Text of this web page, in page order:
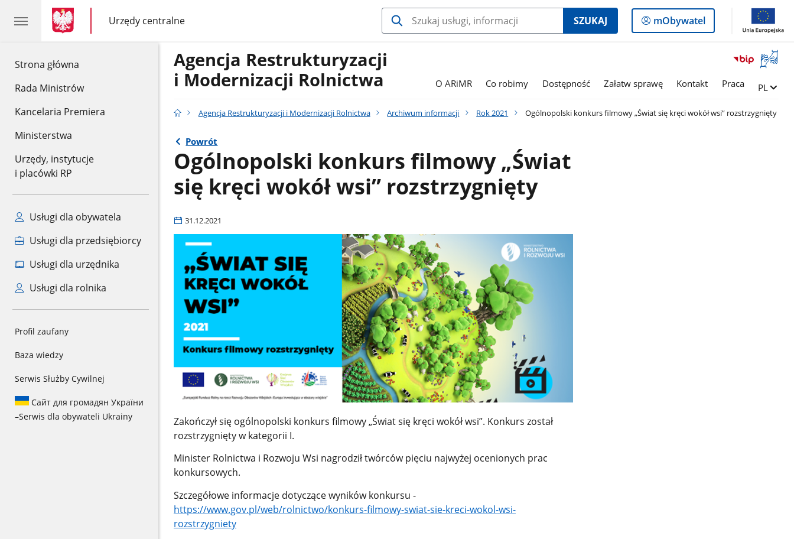
Strona główna
Rada Ministrów
Kancelaria Premiera
Ministerstwa
Urzędy, instytucje
i placówki RP
Usługi dla obywatela
Usługi dla przedsiębiorcy
Usługi dla urzędnika
Usługi dla rolnika
Profil zaufany
Baza wiedzy
Serwis Służby Cywilnej
Сайт для громадян України
–Serwis dla obywateli Ukrainy
gov.pl
gov.pl
Urzędy centralne
gov.pl
Urzędy
centralne
SZUKAJ
Logowanie
do
mObywatel
Otwórz
okno
Agencja Restrukturyzacji
i Modernizacji Rolnictwa
O ARiMR Co robimy Dostępność Załatw sprawę Kontakt Praca Zmień
PL
Agencja Restrukturyzacji i Modernizacji Rolnictwa Archiwum informacji Rok 2021 Ogólnopolski konkurs filmowy „Świat się kręci wokół wsi” rozstrzygnięty
Powrót
Ogólnopolski konkurs filmowy „Świat
się kręci wokół wsi” rozstrzygnięty
31.12.2021
Zakończył się ogólnopolski konkurs filmowy „Świat się kręci wokół wsi”. Konkurs został
rozstrzygnięty w kategorii I.
Minister Rolnictwa i Rozwoju Wsi nagrodził twórców pięciu najwyżej ocenionych prac
konkursowych.
Szczegółowe informacje dotyczące wyników konkursu -
https://www.gov.pl/web/rolnictwo/konkurs-filmowy-swiat-sie-kreci-wokol-wsi-
rozstrzygniety